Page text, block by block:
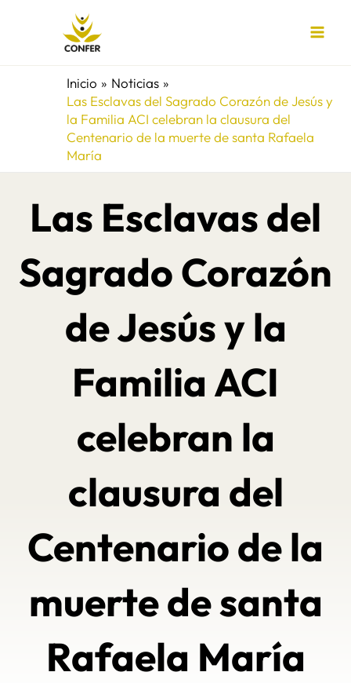
Inicio
Noticias
Las Esclavas del Sagrado Corazón de Jesús y
la Familia ACI celebran la clausura del
Centenario de la muerte de santa Rafaela
María
Las Esclavas del
Sagrado Corazón
de Jesús y la
Familia ACI
celebran la
clausura del
Centenario de la
muerte de santa
Rafaela María